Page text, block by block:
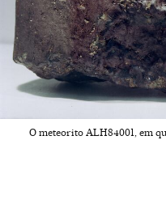
O meteorito ALH84001, em